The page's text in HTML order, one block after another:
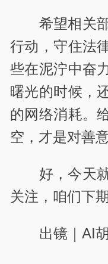
希望相关
行动，守住法
些在泥泞中奋
曙光的时候，
的网络消耗。
空，才是对善
好，今天
关注，咱们下
出镜｜AI